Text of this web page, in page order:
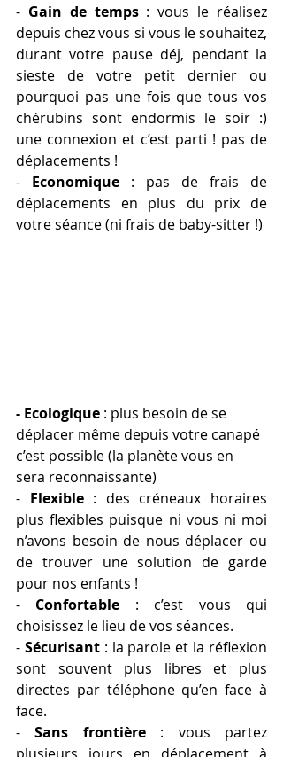
- Gain de temps : vous le réalisez
depuis chez vous si vous le souhaitez,
durant votre pause déj, pendant la
sieste de votre petit dernier ou
pourquoi pas une fois que tous vos
chérubins sont endormis le soir :)
une connexion et c’est parti ! pas de
déplacements !
- Economique : pas de frais de
déplacements en plus du prix de
votre séance (ni frais de baby-sitter !)
- Ecologique : plus besoin de se
déplacer même depuis votre canapé
c’est possible (la planète vous en
sera reconnaissante)
- Flexible : des créneaux horaires
plus flexibles puisque ni vous ni moi
n’avons besoin de nous déplacer ou
de trouver une solution de garde
pour nos enfants !
- Confortable : c’est vous qui
choisissez le lieu de vos séances.
- Sécurisant : la parole et la réflexion
sont souvent plus libres et plus
directes par téléphone qu’en face à
face.
- Sans frontière : vous partez